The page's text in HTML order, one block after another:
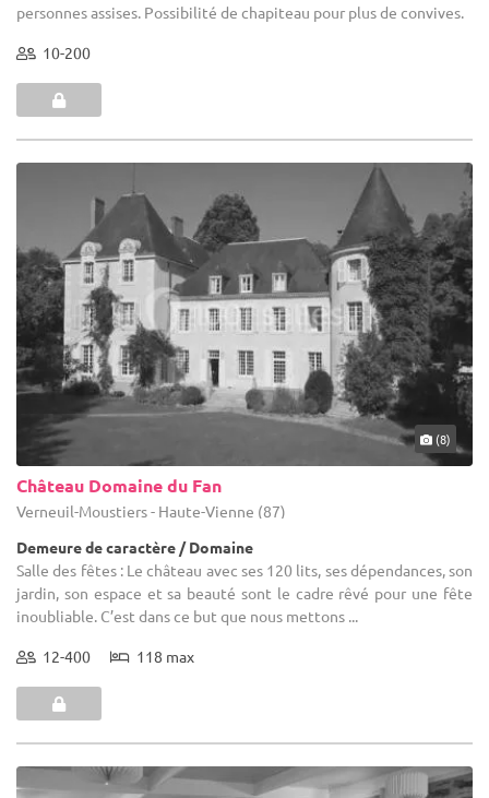
personnes assises. Possibilité de chapiteau pour plus de convives.
10-200
(8)
Château Domaine du Fan
Verneuil-Moustiers - Haute-Vienne (87)
Demeure de caractère / Domaine
Salle des fêtes : Le château avec ses 120 lits, ses dépendances, son
jardin, son espace et sa beauté sont le cadre rêvé pour une fête
inoubliable. C’est dans ce but que nous mettons ...
12-400 118 max